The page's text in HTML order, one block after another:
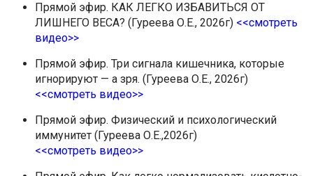
Прямой эфир. КАК ЛЕГКО ИЗБАВИТЬСЯ ОТ
ЛИШНЕГО ВЕСА? (Гуреева О.Е., 2026г) <<смотреть
видео>>
Прямой эфир. Три сигнала кишечника, которые
игнорируют — а зря. (Гуреева О.Е., 2026г)
<<смотреть видео>>
Прямой эфир. Физический и психологический
иммунитет (Гуреева О.Е.,2026г)
<<смотреть видео>>